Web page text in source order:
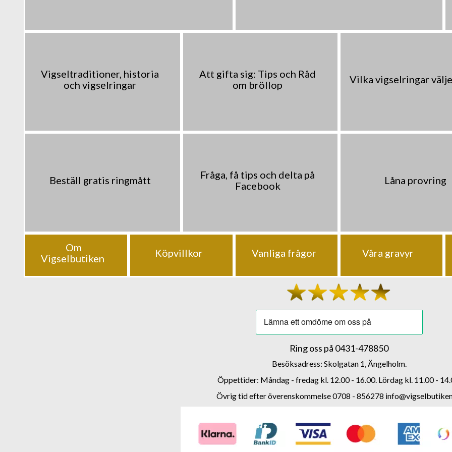
Vigseltraditioner, historia
och vigselringar
Att gifta sig: Tips och Råd
om bröllop
Vilka vigselringar
Beställ gratis ringmått
Fråga, få tips och delta på
Facebook
Låna provring
Om
Vigselbutiken
Köpvillkor Vanliga frågor Våra gravyr
Ring oss på 0431-478850
Besöksadress: Skolgatan 1, Ängelholm.
Öppettider: Måndag - fredag kl. 12.00 - 16.00. Lördag kl. 11.00 -
Övrig tid efter överenskommelse 0708 - 856278